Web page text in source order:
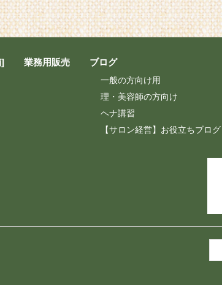
] 業務用販売 ブログ
一般の方向け用
理・美容師の方向け
ヘナ講習
【サロン経営】お役立ちブログ